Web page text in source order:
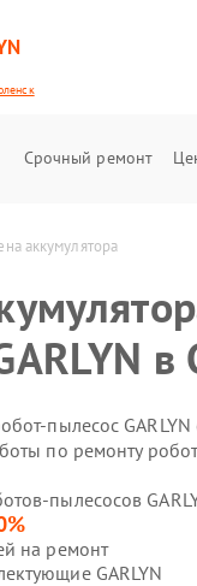
Срочный ремонт
аккумулятора
пылесос
по ремонту
пылесосов
на ремонт
GARLYN